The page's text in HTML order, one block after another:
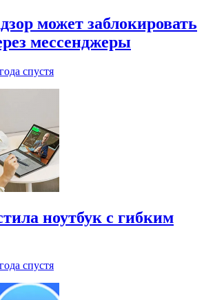
может заблокировать
мессенджеры
спустя
ноутбук с гибким
спустя